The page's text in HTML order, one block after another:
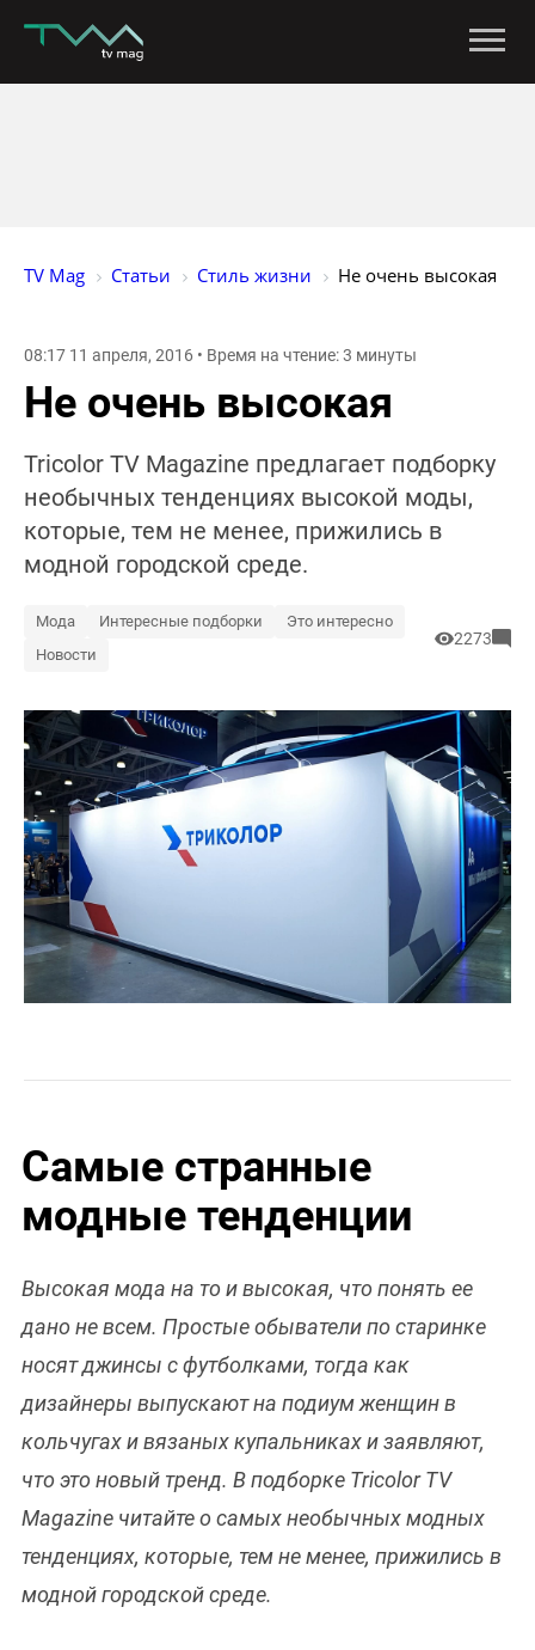
TV Mag Статьи Стиль жизни Не очень высокая
08:17 11 апреля, 2016 • Время на чтение: 3 минуты
Не очень высокая
Tricolor TV Magazine предлагает подборку
необычных тенденциях высокой моды,
которые, тем не менее, прижились в
модной городской среде.
Мода Интересные подборки
Это интересно
Новости
2273
Самые странные
модные тенденции
Высокая мода на то и высокая, что понять ее
дано не всем. Простые обыватели по старинке
носят джинсы с футболками, тогда как
дизайнеры выпускают на подиум женщин в
кольчугах и вязаных купальниках и заявляют,
что это новый тренд. В подборке Tricolor TV
Magazine читайте о самых необычных модных
тенденциях, которые, тем не менее, прижились в
модной городской среде.